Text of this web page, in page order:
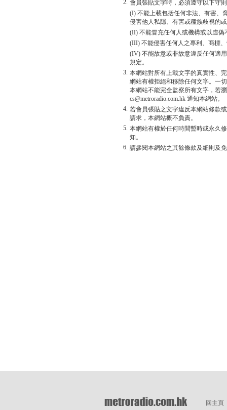
2. 會員張貼文字時，必須遵守以下守
(I) 不能上載包括任何非法、有害、
侵害他人私隱、有害或種族歧視的
(II) 不能冒充任何人或機構或以虛
(III) 不能侵害任何人之專利、商標
(IV) 不能故意或非故意違反任何適
規定。
3. 本網站對所有上載文字的真實性、
網站有權拒絕和移除任何文字。一
本網站不能完全監察所有文字，若
cs@metroradio.com.hk 通知本網站。
4. 若會員張貼之文字違反本網站條款
請求，本網站概不負責。
5. 本網站有權於任何時間暫時或永久
知。
6. 請參閱本網站之其餘條款及細則及
回主頁